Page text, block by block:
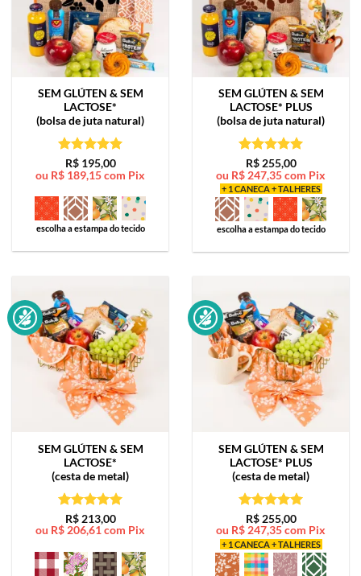
SEM GLÚTEN & SEM
LACTOSE*
(bolsa de juta natural)
Avaliação5
de 5
R$195,00
ou R$ 189,15com Pix
escolha a estampa do tecido
SEM GLÚTEN & SEM
LACTOSE* PLUS
(bolsa de juta natural)
Avaliação5
de 5
R$255,00
ou R$ 247,35com Pix
+ 1 CANECA + TALHERES
escolha a estampa do tecido
SEM GLÚTEN & SEM
LACTOSE*
(cesta de metal)
Avaliação5
de 5
R$213,00
ou R$206,61com Pix
SEM GLÚTEN & SEM
LACTOSE* PLUS
(cesta de metal)
Avaliação5
de 5
R$255,00
ou R$247,35com Pix
+ 1 CANECA + TALHERES